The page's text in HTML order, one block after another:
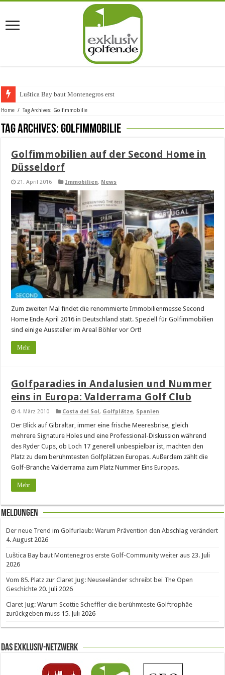
Luštica Bay baut Montenegros erste Gol
Home / Tag Archives: Golfimmobilie
Tag Archives:Golfimmobilie
Golfimmobilien auf der Second Home in
Düsseldorf
21. April 2016 Immobilien, News
Zum zweiten Mal findet die renommierte Immobilienmesse Second
Home Ende April 2016 in Deutschland statt. Speziell für Golfimmobilien
sind einige Aussteller im Areal Böhler vor Ort!
Mehr
Golfparadies in Andalusien und Nummer
eins in Europa: Valderrama Golf Club
4. März 2010 Costa del Sol, Golfplätze, Spanien
Der Blick auf Gibraltar, immer eine frische Meeresbrise, gleich
mehrere Signature Holes und eine Professional-Diskussion während
des Ryder Cups, ob Loch 17 generell unbespielbar ist, machten den
Platz zu dem berühmtesten Golfplätzen Europas. Außerdem zählt die
Golf-Branche Valderrama zum Platz Nummer Eins Europas.
Mehr
Meldungen
Der neue Trend im Golfurlaub: Warum Prävention den Abschlag verändert
4. August 2026
Luštica Bay baut Montenegros erste Golf-Community weiter aus 23. Juli
2026
Vom 85. Platz zur Claret Jug: Neuseeländer schreibt bei The Open
Geschichte 20. Juli 2026
Claret Jug: Warum Scottie Scheffler die berühmteste Golftrophäe
zurückgeben muss 15. Juli 2026
Das Exklusiv-Netzwerk